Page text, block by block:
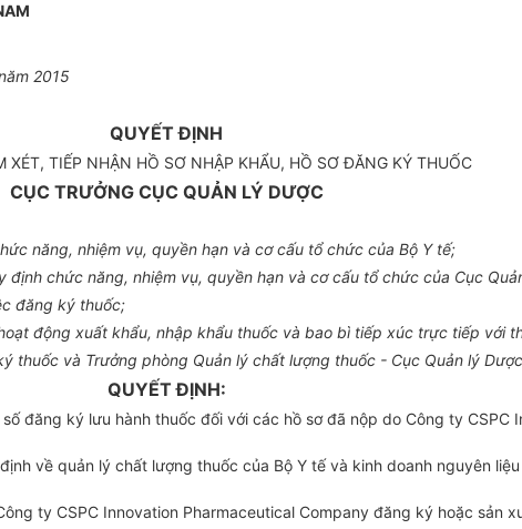
2015
QUYẾT ĐỊNH
XÉT, TIẾP NHẬN HỒ SƠ NHẬP KHẨU, HỒ SƠ ĐĂNG KÝ THUỐC
CỤC TRƯỞNG CỤC QUẢN LÝ DƯỢC
năng, nhiệm vụ, quyền hạn và cơ cấu tổ chức của Bộ Y tế;
chức năng, nhiệm vụ, quyền hạn và cơ cấu tổ chức của Cục
đăng ký thuốc;
động xuất khẩu, nhập khẩu thuốc và bao bì tiếp xúc trực tiếp với
thuốc và Trưởng phòng Quản lý chất lượng thuốc - Cục Quản lý
QUYẾT ĐỊNH:
đăng ký lưu hành thuốc đối với các hồ sơ đã nộp do Công ty CSPC
về quản lý chất lượng thuốc của Bộ Y tế và kinh doanh nguyên
ty CSPC Innovation Pharmaceutical Company đăng ký hoặc sản